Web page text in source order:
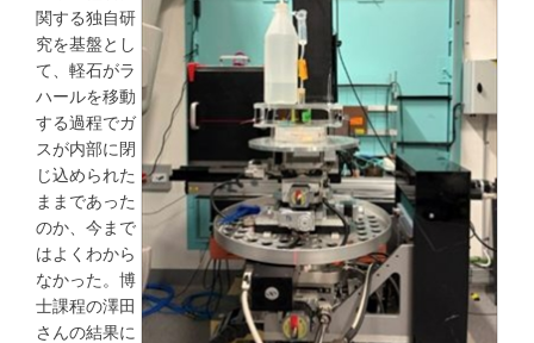
関する独自研
究を基盤とし
て、軽石がラ
ハールを移動
する過程でガ
スが内部に閉
じ込められた
ままであった
のか、今まで
はよくわから
なかった。博
士課程の澤田
さんの結果に